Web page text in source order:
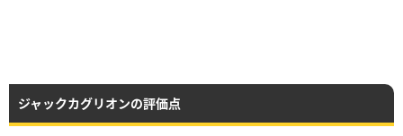
ジャックカグリオンの評価点